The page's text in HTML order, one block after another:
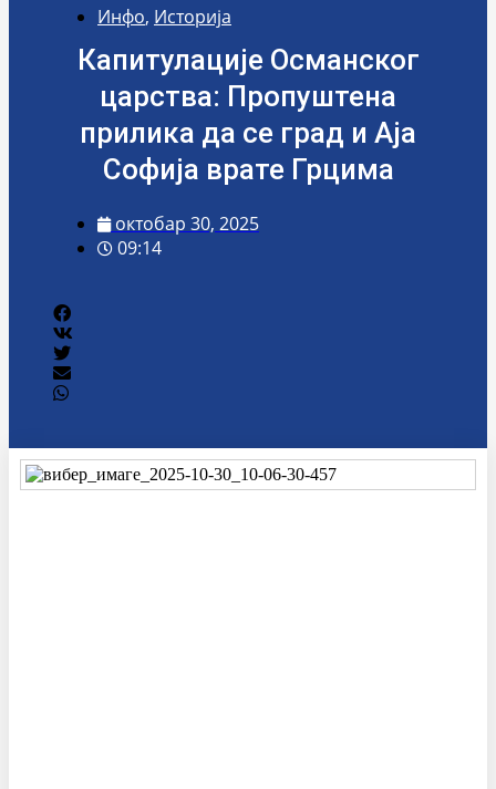
Инфо, Историја
Капитулације Османског
царства: Пропуштена
прилика да се град и Аја
Софија врате Грцима
октобар 30, 2025
09:14